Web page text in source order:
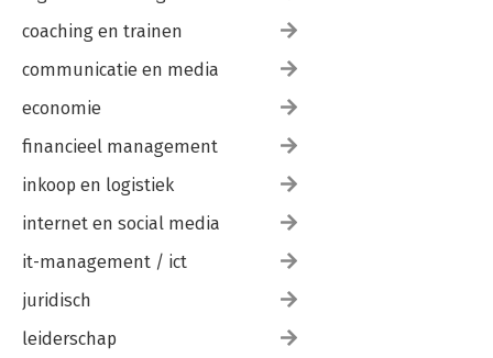
coaching en trainen
communicatie en media
economie
financieel management
inkoop en logistiek
internet en social media
it-management / ict
juridisch
leiderschap